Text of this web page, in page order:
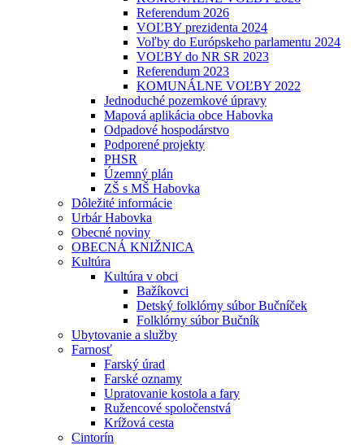
Referendum 2026
VOĽBY prezidenta 2024
Voľby do Európskeho parlamentu 2024
VOĽBY do NR SR 2023
Referendum 2023
KOMUNÁLNE VOĽBY 2022
Jednoduché pozemkové úpravy
Mapová aplikácia obce Habovka
Odpadové hospodárstvo
Podporené projekty
PHSR
Územný plán
ZŠ s MŠ Habovka
Dôležité informácie
Urbár Habovka
Obecné noviny
OBECNÁ KNIŽNICA
Kultúra
Kultúra v obci
Bažíkovci
Detský folklórny súbor Bučníček
Folklórny súbor Bučník
Ubytovanie a služby
Farnosť
Farský úrad
Farské oznamy
Upratovanie kostola a fary
Ružencové spoločenstvá
Krížová cesta
Cintorín